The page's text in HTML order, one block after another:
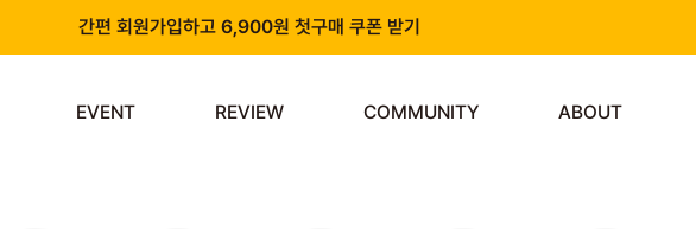
간편 회원가입하고 6,900원 첫구매 쿠폰 받기
EVENT REVIEW COMMUNITY ABOUT